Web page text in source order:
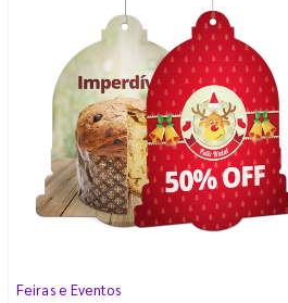
Feiras e Eventos